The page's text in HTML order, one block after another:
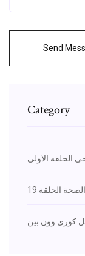
Send
Category
الحلقه الاولى
الحلقة 19
كوري وون بين